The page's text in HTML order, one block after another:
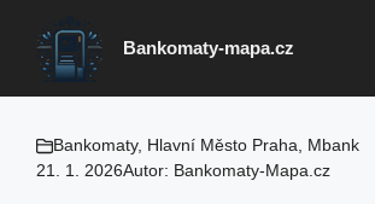
obsah
Bankomaty-mapa.cz
Bankomaty, Hlavní Město Praha
Mbank
21. 1. 2026Autor: Bankomaty-Mapa.cz